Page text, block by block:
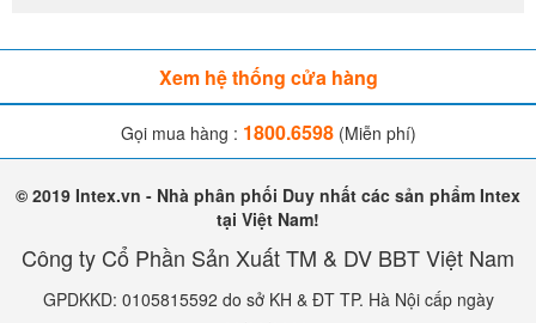
Xem hệ thống cửa hàng
Gọi mua hàng : 1800.6598(Miễn phí)
© 2019 Intex.vn - Nhà phân phối Duy nhất các sản phẩm Intex
tại Việt Nam!
Công ty Cổ Phần Sản Xuất TM & DV BBT Việt Nam
GPDKKD: 0105815592 do sở KH & ĐT TP. Hà Nội cấp ngày